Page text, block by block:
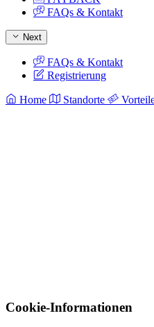
FAQs & Kontakt
Next
FAQs & Kontakt
Registrierung
Home Standorte
Cookie-Informationen